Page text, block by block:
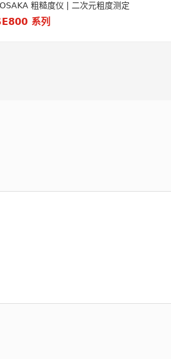
KOSAKA 粗糙度仪 | 二次元粗度测定
系列